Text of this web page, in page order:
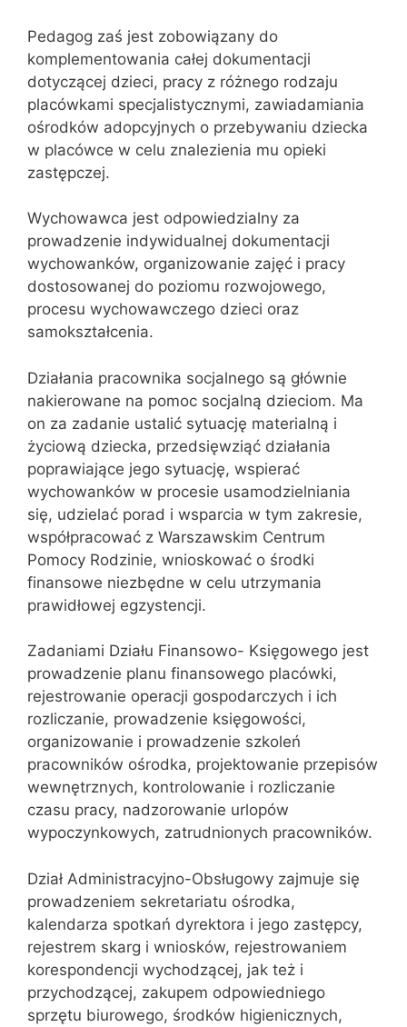
Pedagog zaś jest zobowiązany do
komplementowania całej dokumentacji
dotyczącej dzieci, pracy z różnego rodzaju
placówkami specjalistycznymi, zawiadamiania
ośrodków adopcyjnych o przebywaniu dziecka
w placówce w celu znalezienia mu opieki
zastępczej.
Wychowawca jest odpowiedzialny za
prowadzenie indywidualnej dokumentacji
wychowanków, organizowanie zajęć i pracy
dostosowanej do poziomu rozwojowego,
procesu wychowawczego dzieci oraz
samokształcenia.
Działania pracownika socjalnego są głównie
nakierowane na pomoc socjalną dzieciom. Ma
on za zadanie ustalić sytuację materialną i
życiową dziecka, przedsięwziąć działania
poprawiające jego sytuację, wspierać
wychowanków w procesie usamodzielniania
się, udzielać porad i wsparcia w tym zakresie,
współpracować z Warszawskim Centrum
Pomocy Rodzinie, wnioskować o środki
finansowe niezbędne w celu utrzymania
prawidłowej egzystencji.
Zadaniami Działu Finansowo- Księgowego jest
prowadzenie planu finansowego placówki,
rejestrowanie operacji gospodarczych i ich
rozliczanie, prowadzenie księgowości,
organizowanie i prowadzenie szkoleń
pracowników ośrodka, projektowanie przepisów
wewnętrznych, kontrolowanie i rozliczanie
czasu pracy, nadzorowanie urlopów
wypoczynkowych, zatrudnionych pracowników.
Dział Administracyjno-Obsługowy zajmuje się
prowadzeniem sekretariatu ośrodka,
kalendarza spotkań dyrektora i jego zastępcy,
rejestrem skarg i wniosków, rejestrowaniem
korespondencji wychodzącej, jak też i
przychodzącej, zakupem odpowiedniego
sprzętu biurowego, środków higienicznych,